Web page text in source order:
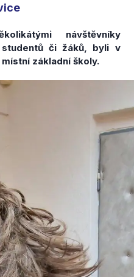
návštěvníky
či žáků, byli v
základní školy.